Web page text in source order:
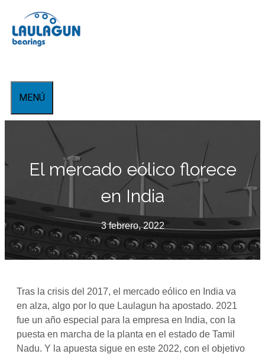
contenido
MENÚ
El mercado eólico florece
en India
3 febrero, 2022
Tras la crisis del 2017, el mercado eólico en India va
en alza, algo por lo que Laulagun ha apostado. 2021
fue un año especial para la empresa en India, con la
puesta en marcha de la planta en el estado de Tamil
Nadu. Y la apuesta sigue en este 2022, con el objetivo